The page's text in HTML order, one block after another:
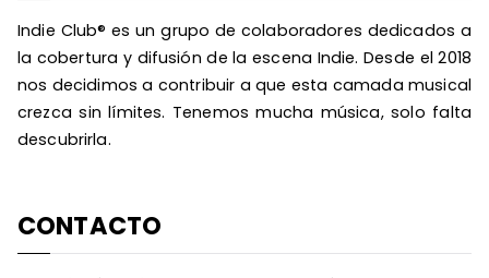
Indie Club® es un grupo de colaboradores dedicados a
la cobertura y difusión de la escena Indie. Desde el 2018
nos decidimos a contribuir a que esta camada musical
crezca sin límites. Tenemos mucha música, solo falta
descubrirla.
CONTACTO